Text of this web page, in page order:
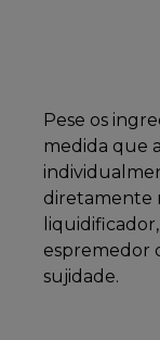
Pese os
medida que
diretamente
espremedor
sujidade.